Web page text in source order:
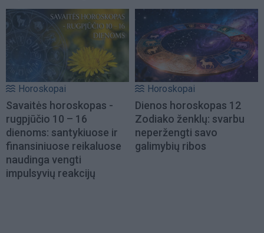
Horoskopai
Savaitės horoskopas -
rugpjūčio 10 – 16
dienoms: santykiuose ir
finansiniuose reikaluose
naudinga vengti
impulsyvių reakcijų
Horoskopai
Dienos horoskopas 12
Zodiako ženklų: svarbu
neperžengti savo
galimybių ribos